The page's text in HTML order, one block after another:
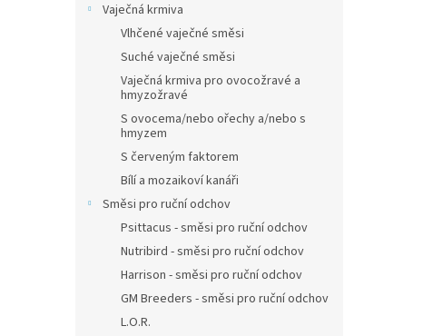
Vaječná krmiva
Vlhčené vaječné směsi
Suché vaječné směsi
Vaječná krmiva pro ovocožravé a
hmyzožravé
S ovocema/nebo ořechy a/nebo s
hmyzem
S červeným faktorem
Bílí a mozaikoví kanáři
Směsi pro ruční odchov
Psittacus - směsi pro ruční odchov
Nutribird - směsi pro ruční odchov
Harrison - směsi pro ruční odchov
GM Breeders - směsi pro ruční odchov
L.O.R.